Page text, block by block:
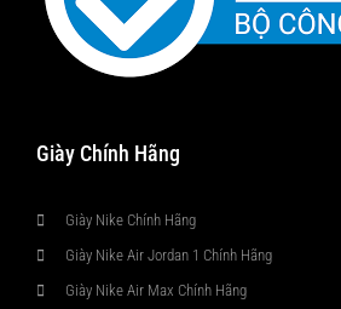
Giày Chính Hãng
Giày Nike Chính Hãng
Giày Nike Air Jordan 1 Chính Hãng
Giày Nike Air Max Chính Hãng